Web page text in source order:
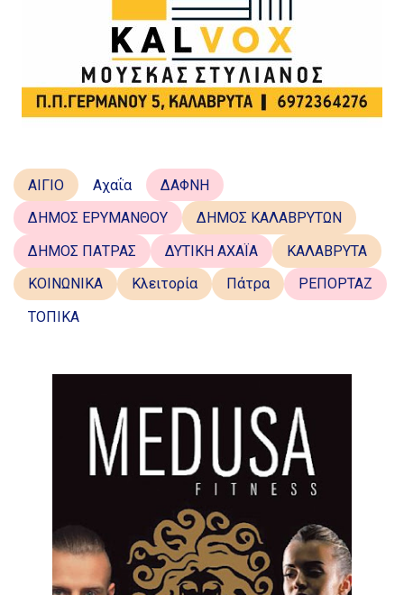
ΑΙΓΙΟ Αχαΐα
ΔΑΦΝΗ
ΔΗΜΟΣ ΕΡΥΜΑΝΘΟΥ
ΔΗΜΟΣ ΚΑΛΑΒΡΥΤΩΝ
ΔΗΜΟΣ ΠΑΤΡΑΣ
ΔΥΤΙΚΗ ΑΧΑΪΑ
ΚΑΛΑΒΡΥΤΑ
ΚΟΙΝΩΝΙΚΑ
Κλειτορία Πάτρα
ΡΕΠΟΡΤΑΖ
ΤΟΠΙΚΑ